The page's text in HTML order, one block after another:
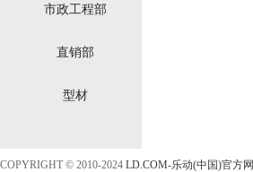
市政工程部
直销部
型材
COPYRIGHT © 2010-2024 LD.COM-乐动(中国)官方